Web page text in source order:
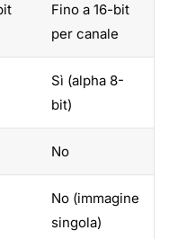
Fino a 16-bit
per canale
Sì (alpha 8-
bit)
No
No (immagine
singola)